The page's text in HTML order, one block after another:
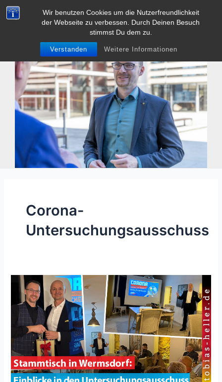
Wir benutzen Cookies um die Nutzerfreundlichkeit
der Webseite zu verbessen. Durch Deinen Besuch
stimmst Du dem zu.
Verstanden Weitere Informationen
Zum
Inhalt
Tobias Heller
Main
Corona-
Untersuchungsausschuss